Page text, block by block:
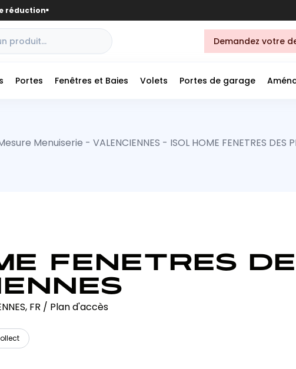
réduction■
Demandez votre
Portes Fenêtres et Baies Volets Portes de garage
Menuiserie - VALENCIENNES - ISOL HOME FENETRES DES
FENETRES
FR / Plan d'accès